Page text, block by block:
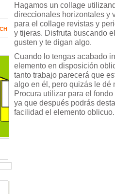
Hagamos un collage
direccionales horizontales y
para el collage revistas y
y tijeras. Disfruta buscando
gusten y te digan algo.
Cuando lo tengas acabado
elemento en disposición
tanto trabajo parecerá que
algo en él, pero quizás le dé
Procura utilizar para el
ya que después podrás
facilidad el elemento oblicuo.